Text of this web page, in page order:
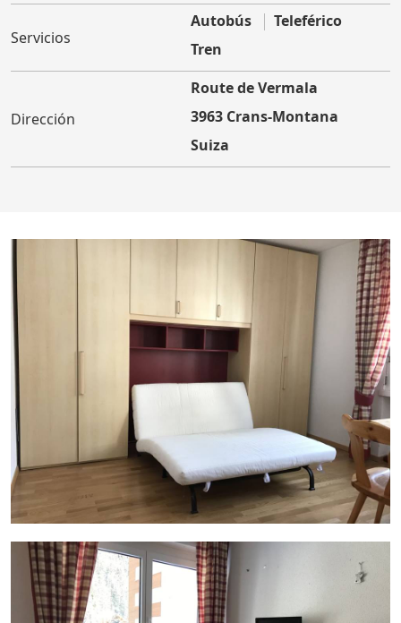
Servicios
Autobús
Teleférico
Tren
Dirección
Route de Vermala
3963 Crans-Montana
Suiza